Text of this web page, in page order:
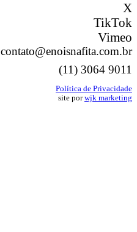
X
TikTok
Vimeo
contato@enoisnafita.com.br
(11) 3064 9011
Política de Privacidade
site porwjk marketing